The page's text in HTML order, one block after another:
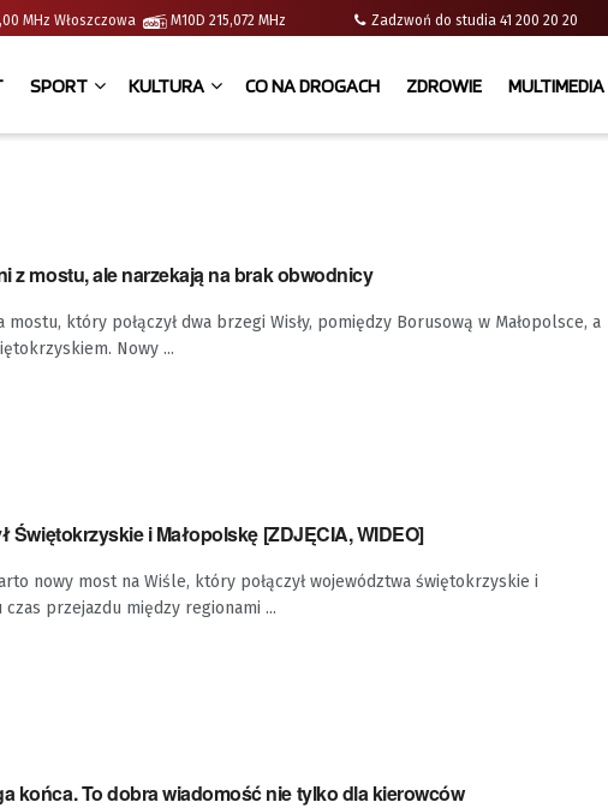
MHz Włoszczowa M10D 215,072 MHz Zadzwoń do studia 41 200 20 20
SPORT KULTURA CO NA DROGACH ZDROWIE MULTIMEDIA
z mostu, ale narzekają na brak obwodnicy
mostu, który połączył dwa brzegi Wisły, pomiędzy Borusową w Małopolsce, a
Nowy ...
Świętokrzyskie i Małopolskę [ZDJĘCIA, WIDEO]
nowy most na Wiśle, który połączył województwa świętokrzyskie i
przejazdu między regionami ...
końca. To dobra wiadomość nie tylko dla kierowców